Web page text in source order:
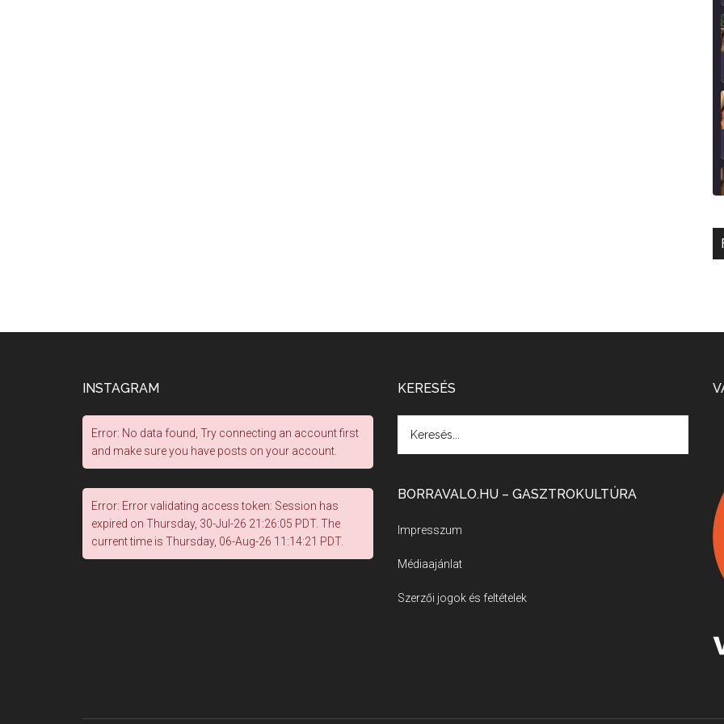
INSTAGRAM
Error: No data found, Try connecting an account first
and make sure you have posts on your account.
Error: Error validating access token: Session has
expired on Thursday, 30-Jul-26 21:26:05 PDT. The
current time is Thursday, 06-Aug-26 11:14:21 PDT.
KERESÉS
BORRAVALO.HU – GASZTROKULTÚRA
Impresszum
Médiaajánlat
Szerzői jogok és feltételek